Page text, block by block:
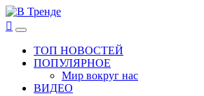
Перейти
к
содержимому
В Тренде
Самые свежие новости интернета
Основное
менюТОП НОВОСТЕЙ
ПОПУЛЯРНОЕ
Мир вокруг нас
ВИДЕО